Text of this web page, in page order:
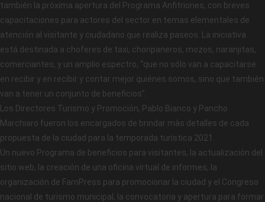
también la próxima apertura del Programa Anfitriones, con breves
capacitaciones para actores del sector en temas elementales de
atención al visitante y ciudadano que realiza paseos. La iniciativa
está destinada a choferes de taxi, choripaneros, mozos, naranjitas,
comerciantes, y un amplio espectro, “que no sólo van a capacitarse
en recibir y en recibir y contar mejor quiénes somos, sino que también
van a tener un conjunto de beneficios”.
Los Directores Turismo y Promoción, Pablo Bianco y Pancho
Marchiaro fueron los encargados de brindar màs detalles de cada
propuesta de la ciudad para la temporada turística 2021.
Un nuevo Programa de beneficios para visitantes, la actualización del
sitio web, la creación de una oficina virtual de informes, la
organización de FamPress para promocionar la ciudad y el Congreso
nacional de turismo municipal, la convocatoria y apertura para formar